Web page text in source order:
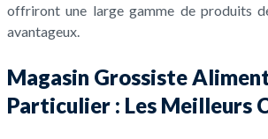
offriront une large gamme de produits
avantageux.
Magasin Grossiste
Particulier : Les Meilleurs